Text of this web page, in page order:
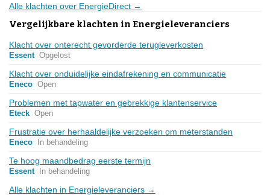
Alle klachten over EnergieDirect →
Vergelijkbare klachten in Energieleveranciers
Klacht over onterecht gevorderde terugleverkosten
Essent Opgelost
Klacht over onduidelijke eindafrekening en communicatie
Eneco Open
Problemen met tapwater en gebrekkige klantenservice
Eteck Open
Frustratie over herhaaldelijke verzoeken om meterstanden
Eneco In behandeling
Te hoog maandbedrag eerste termijn
Essent In behandeling
Alle klachten in Energieleveranciers →